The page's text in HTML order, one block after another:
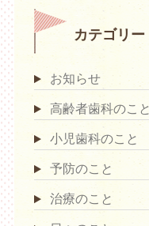
カテゴリー
お知らせ
高齢者歯科のこと
小児歯科のこと
予防のこと
治療のこと